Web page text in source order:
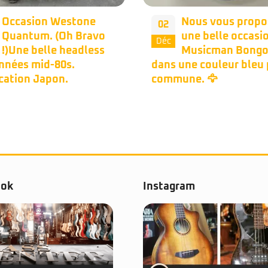
Nous vous proposons
une belle occasion
Musicman Bongo 4h
couleur bleu peu
🦅
28
Nov
Occasion –
Bongo 5 HH
Black ‍
Instagram